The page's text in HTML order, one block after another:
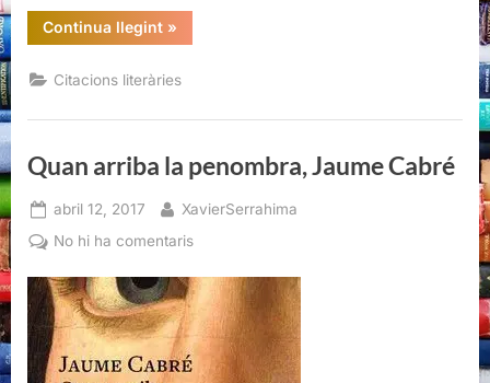
Continua llegint“Citacions
literàries
Quan
arriba
penombra,
»
Citacions literàries
Quan arriba la penombra, Jaume Cabré
Posted
on
abril 12, 2017 By
XavierSerrahima
No hi ha comentarisa
arriba
penombra,
Jaume